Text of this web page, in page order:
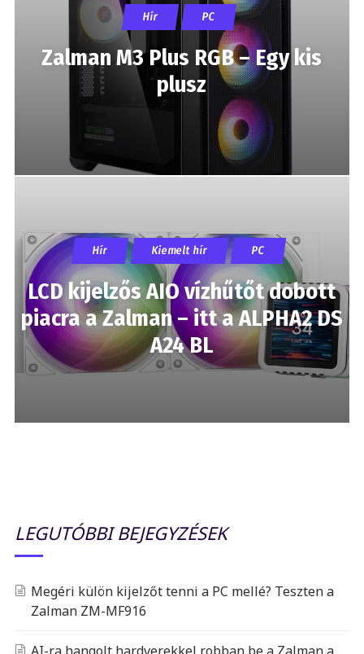
Hír PC
Zalman M3 Plus RGB – Egy kis
plusz
Hír Kiemelt hír PC
LCD kijelzős AIO vízhűtőt dobott
piacra a Zalman – itt a ALPHA2 DS
A24 BL
LEGUTÓBBI BEJEGYZÉSEK
Megéri külön kijelzőt tenni a PC mellé? Teszten a
Zalman ZM-MF916